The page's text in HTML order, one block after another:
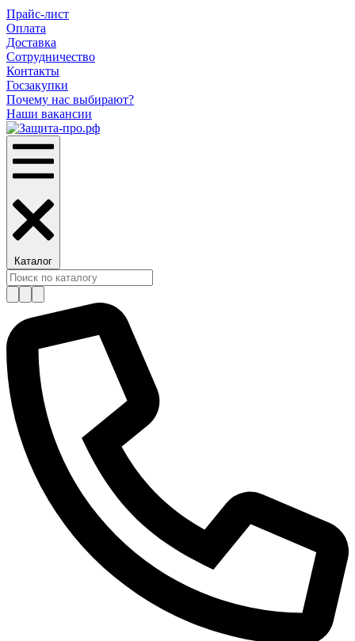
Прайс-лист
Оплата
Доставка
Сотрудничество
Контакты
Госзакупки
Почему нас выбирают?
Наши вакансии
Каталог